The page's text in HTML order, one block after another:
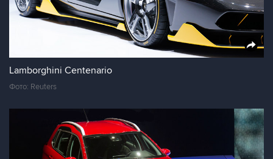
Lamborghini Centenario
Фото: Reuters